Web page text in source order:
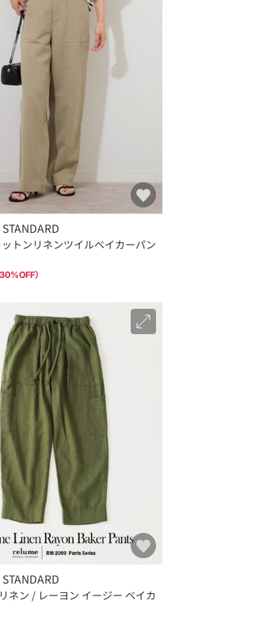
ットンリネンツイルベイカーパン
30%OFF）
ネン / レーヨン イージー ベイカ